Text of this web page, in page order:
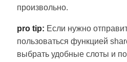
произвольно.
pro tip: Если нужно
пользоваться функцией
выбрать удобные слоты и